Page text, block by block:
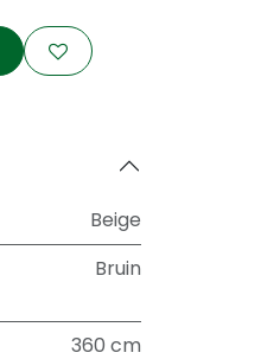
Beige
Bruin
360 cm